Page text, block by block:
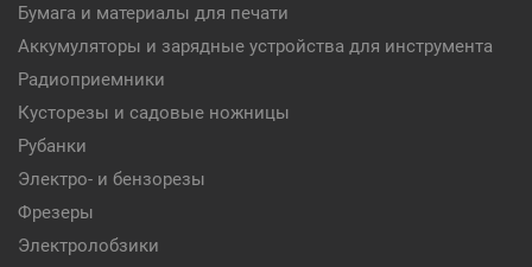
Бумага и материалы для печати
Аккумуляторы и зарядные устройства для инструмента
Радиоприемники
Кусторезы и садовые ножницы
Рубанки
Электро- и бензорезы
Фрезеры
Электролобзики